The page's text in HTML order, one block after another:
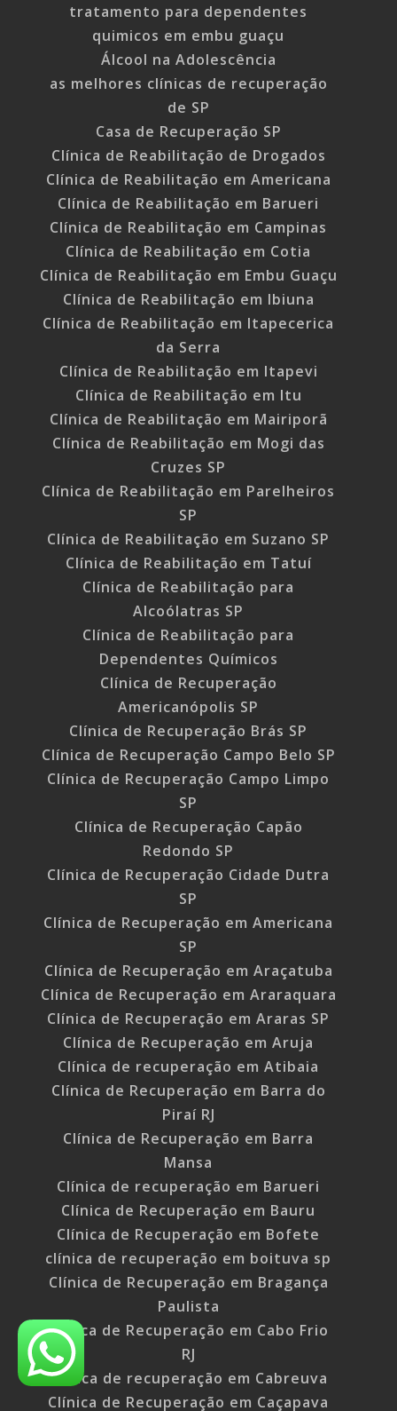
tratamento para dependentes
quimicos em embu guaçu
Álcool na Adolescência
as melhores clínicas de recuperação
de SP
Casa de Recuperação SP
Clínica de Reabilitação de Drogados
Clínica de Reabilitação em Americana
Clínica de Reabilitação em Barueri
Clínica de Reabilitação em Campinas
Clínica de Reabilitação em Cotia
Clínica de Reabilitação em Embu Guaçu
Clínica de Reabilitação em Ibiuna
Clínica de Reabilitação em Itapecerica
da Serra
Clínica de Reabilitação em Itapevi
Clínica de Reabilitação em Itu
Clínica de Reabilitação em Mairiporã
Clínica de Reabilitação em Mogi das
Cruzes SP
Clínica de Reabilitação em Parelheiros
SP
Clínica de Reabilitação em Suzano SP
Clínica de Reabilitação em Tatuí
Clínica de Reabilitação para
Alcoólatras SP
Clínica de Reabilitação para
Dependentes Químicos
Clínica de Recuperação
Americanópolis SP
Clínica de Recuperação Brás SP
Clínica de Recuperação Campo Belo SP
Clínica de Recuperação Campo Limpo
SP
Clínica de Recuperação Capão
Redondo SP
Clínica de Recuperação Cidade Dutra
SP
Clínica de Recuperação em Americana
SP
Clínica de Recuperação em Araçatuba
Clínica de Recuperação em Araraquara
Clínica de Recuperação em Araras SP
Clínica de Recuperação em Aruja
Clínica de recuperação em Atibaia
Clínica de Recuperação em Barra do
Piraí RJ
Clínica de Recuperação em Barra
Mansa
Clínica de recuperação em Barueri
Clínica de Recuperação em Bauru
Clínica de Recuperação em Bofete
clínica de recuperação em boituva sp
Clínica de Recuperação em Bragança
Paulista
Clínica de Recuperação em Cabo Frio
RJ
Clínica de recuperação em Cabreuva
Clínica de Recuperação em Caçapava